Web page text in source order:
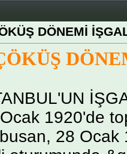
DÖNEMİ
1920'de
28 Ocak